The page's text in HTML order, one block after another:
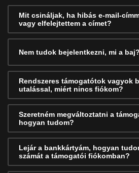
Mit csináljak, ha hibás e-mail-
vagy elfelejtettem a címet?
Nem tudok bejelentkezni, mi a baj?
Rendszeres támogatótok vagyok
utalással, miért nincs fiókom?
Szeretném megváltoztatni a
hogyan tudom?
Lejár a bankkártyám, hogyan
számát a támogatói fiókomban?